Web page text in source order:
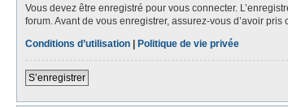
Vous devez être enregistré pour vous connecter.
forum. Avant de vous enregistrer, assurez-vous d’avoir
Conditions d’utilisation | Politique de vie privée
S’enregistrer